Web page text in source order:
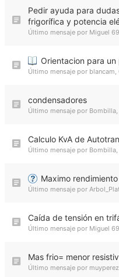
Pedir ayuda para
frigorífica y potencia
Último mensaje por Miguel 69
Orientacion para
Último mensaje por blancam,
condensadores
Último mensaje por Bombilla,
Calculo KvA de
Último mensaje por Bombilla,
Maximo
Último mensaje por
Caída de tensión en
Último mensaje por Miguel 69
Mas frio= menor
Último mensaje por